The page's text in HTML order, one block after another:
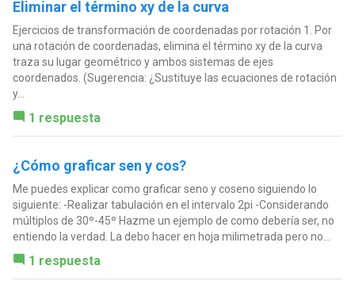
Eliminar el término xy de la curva
Ejercicios de transformación de coordenadas por rotación 1. Por
una rotación de coordenadas, elimina el término xy de la curva
traza su lugar geométrico y ambos sistemas de ejes
coordenados. (Sugerencia: ¿Sustituye las ecuaciones de rotación
y...
1 respuesta
¿Cómo graficar sen y cos?
Me puedes explicar como graficar seno y coseno siguiendo lo
siguiente: -Realizar tabulación en el intervalo 2pi -Considerando
múltiplos de 30º-45º Hazme un ejemplo de como debería ser, no
entiendo la verdad. La debo hacer en hoja milimetrada pero no...
1 respuesta